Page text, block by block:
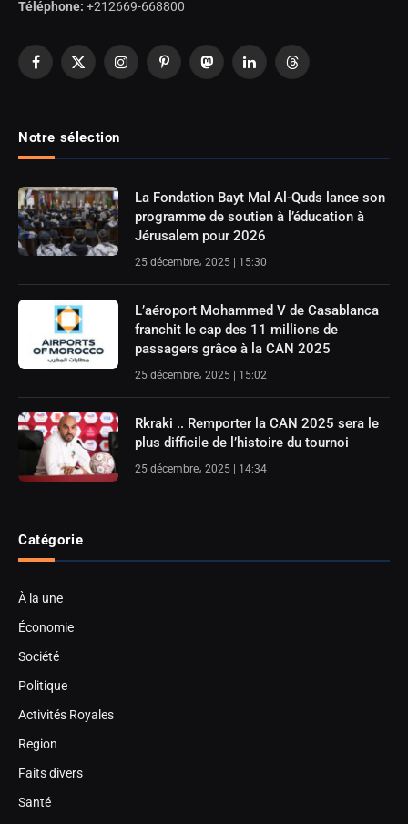
Téléphone: +212669-668800
Facebook
X
InstagramPinterestMastodonLinkedInThreads
Notre sélection
La Fondation Bayt Mal Al-Quds lance son
programme de soutien à l’éducation à
Jérusalem pour 2026
25 décembre، 2025 | 15:30
L’aéroport Mohammed V de Casablanca
franchit le cap des 11 millions de
passagers grâce à la CAN 2025
25 décembre، 2025 | 15:02
Rkraki .. Remporter la CAN 2025 sera le
plus difficile de l’histoire du tournoi
25 décembre، 2025 | 14:34
Catégorie
À la une
Économie
Société
Politique
Activités Royales
Region
Faits divers
Santé